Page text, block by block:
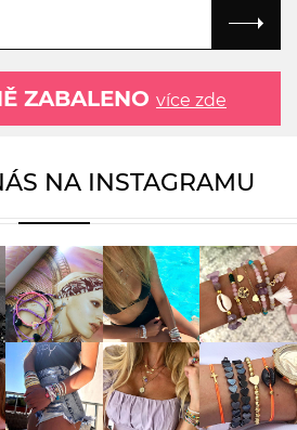
ZABALENO více zde
NA INSTAGRAMU